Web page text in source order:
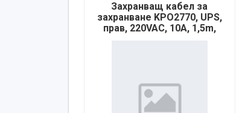
Захранващ кабел за
захранване KPO2770, UPS,
прав, 220VAC, 10A, 1,5m,